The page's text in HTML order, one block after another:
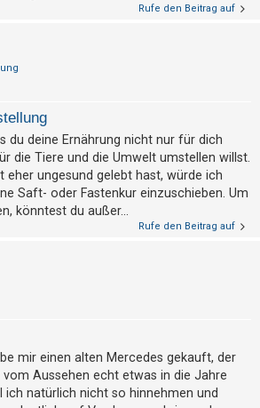
Rufe den Beitrag auf
du deine Ernährung nicht nur für dich
die Tiere und die Umwelt umstellen willst.
eher ungesund gelebt hast, würde ich
Saft- oder Fastenkur einzuschieben. Um
könntest du außer...
Rufe den Beitrag auf
mir einen alten Mercedes gekauft, der
Aussehen echt etwas in die Jahre
ich natürlich nicht so hinnehmen und